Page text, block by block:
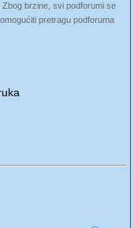
brzine, svi podforumi se
pretragu podforuma